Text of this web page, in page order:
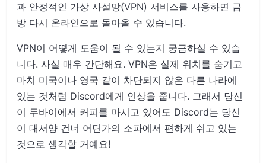
결론: UAE에서 디스코드를 통해 연결 상태 유지하기
과 안정적인 가상 사설망(VPN) 서비스를 사용하면 금
방 다시 온라인으로 돌아올 수 있습니다.
VPN이 어떻게 도움이 될 수 있는지 궁금하실 수 있습
니다. 사실 매우 간단해요. VPN은 실제 위치를 숨기고
마치 미국이나 영국 같이 차단되지 않은 다른 나라에
있는 것처럼 Discord에게 인상을 줍니다. 그래서 당신
이 두바이에서 커피를 마시고 있어도 Discord는 당신
이 대서양 건너 어딘가의 소파에서 편하게 쉬고 있는
것으로 생각할 거예요!